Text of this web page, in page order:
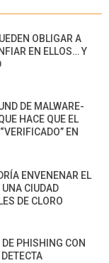
OBLIGAR A
EN ELLOS… Y
DE MALWARE-
HACE QUE EL
EN
ENVENENAR EL
CIUDAD
DE CLORO
PHISHING CON